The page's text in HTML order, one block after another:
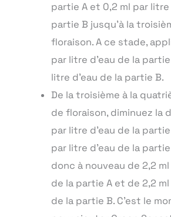
partie A et 0,2 ml par litre
partie B jusqu’à la
floraison. A ce stade,
par litre d’eau de la
litre d’eau de la partie B.
De la troisième à la
de floraison, diminuez la
par litre d’eau de la
par litre d’eau de la partie
donc à nouveau de 2,2
de la partie A et de 2,2 ml
de la partie B. C’est le